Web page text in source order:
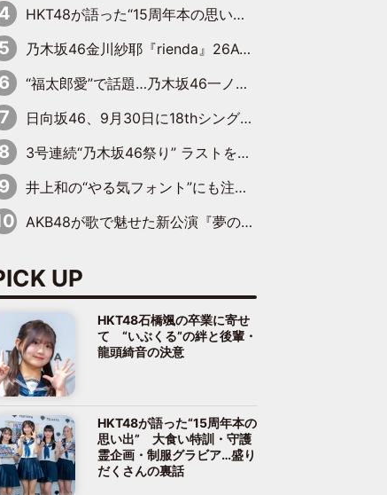
HKT48が語った“15周年本の思い出” 大食い特訓・守護霊企画・制服グラビア…盛りだくさんの裏話
乃木坂46金川紗耶『rienda』26AW LOOKモデルに就任
“福太郎愛”で話題…乃木坂46一ノ瀬美空、地元福岡『めんべい25周年トップサポーター』に就任
日向坂46、9月30日に18thシングル『イチャイチャ虫』の発売決定！ フォーメーションは『日向坂で会いましょう』にて発表
3号連続“乃木坂46祭り” ラストを飾るのは賀喜遥香…5年ぶりの登場に「5年分大人になった私を見ていただけたら」
井上和の“やる気フォント”にも注目 乃木坂46が挑んだ書道パフォーマンスの舞台裏
AKB48が歌で魅せた新公演『夢のポップスター』 初日から全身全霊のステージ
UP
HKT48石橋颯の卒業に寄せ
て “いぶくる”の絆と後輩・
龍頭綺音の決意
HKT48が語った“15周年本の
思い出” 大食い特訓・守護
霊企画・制服グラビア…盛り
だくさんの裏話